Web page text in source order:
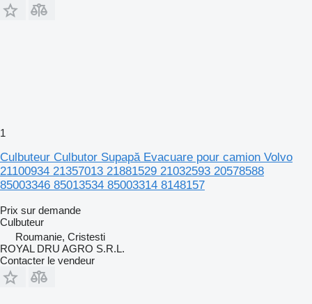
1
Culbuteur Culbutor Supapă Evacuare pour camion Volvo
21100934 21357013 21881529 21032593 20578588
85003346 85013534 85003314 8148157
Prix sur demande
Culbuteur
Roumanie, Cristesti
ROYAL DRU AGRO S.R.L.
Contacter le vendeur